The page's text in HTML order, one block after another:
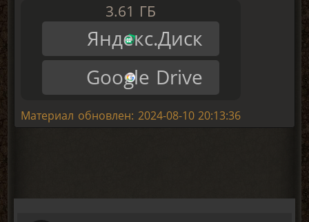
3.61 ГБ
Яндекс.Диск
Google Drive
Материал обновлен: 2024-08-10 20:13:36